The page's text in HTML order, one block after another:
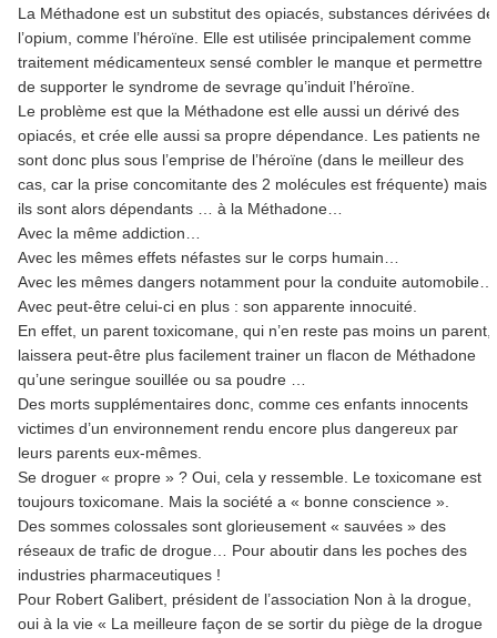
La Méthadone est un substitut des opiacés, substances dérivées de
l’opium, comme l’héroïne. Elle est utilisée principalement comme
traitement médicamenteux sensé combler le manque et permettre
de supporter le syndrome de sevrage qu’induit l’héroïne.
Le problème est que la Méthadone est elle aussi un dérivé des
opiacés, et crée elle aussi sa propre dépendance. Les patients ne
sont donc plus sous l’emprise de l’héroïne (dans le meilleur des
cas, car la prise concomitante des 2 molécules est fréquente) mais
ils sont alors dépendants … à la Méthadone…
Avec la même addiction…
Avec les mêmes effets néfastes sur le corps humain…
Avec les mêmes dangers notamment pour la conduite automobile…
Avec peut-être celui-ci en plus : son apparente innocuité.
En effet, un parent toxicomane, qui n’en reste pas moins un parent,
laissera peut-être plus facilement trainer un flacon de Méthadone
qu’une seringue souillée ou sa poudre …
Des morts supplémentaires donc, comme ces enfants innocents
victimes d’un environnement rendu encore plus dangereux par
leurs parents eux-mêmes.
Se droguer « propre » ? Oui, cela y ressemble. Le toxicomane est
toujours toxicomane. Mais la société a « bonne conscience ».
Des sommes colossales sont glorieusement « sauvées » des
réseaux de trafic de drogue… Pour aboutir dans les poches des
industries pharmaceutiques !
Pour Robert Galibert, président de l’association Non à la drogue,
oui à la vie « La meilleure façon de se sortir du piège de la drogue